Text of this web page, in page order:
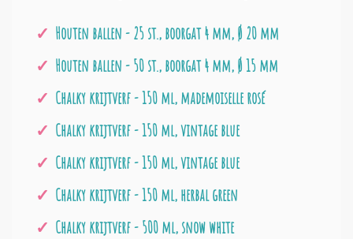
Houten ballen - 25 st., boorgat 4 mm, Ø 20 mm
Houten ballen - 50 st., boorgat 4 mm, Ø 15 mm
Chalky krijtverf - 150 ml, mademoiselle rosé
Chalky krijtverf - 150 ml, vintage blue
Chalky krijtverf - 150 ml, vintage blue
Chalky krijtverf - 150 ml, herbal green
Chalky krijtverf - 500 ml, snow white